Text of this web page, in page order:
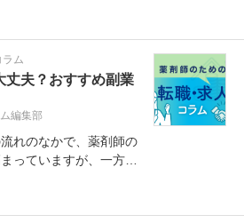
ム
丈夫？おすすめ副業
編集部
れのなかで、薬剤師の
っていますが、一方で